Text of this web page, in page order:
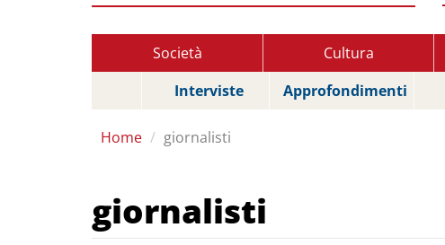
Società Cultura
Interviste
Approfondimenti
Home giornalisti
giornalisti